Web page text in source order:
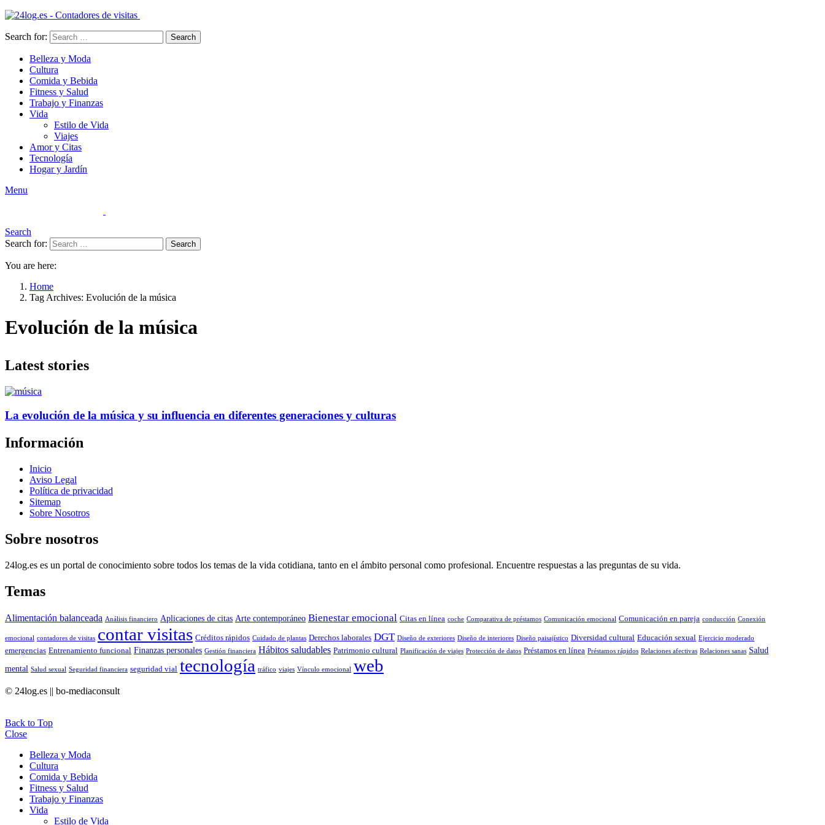
Search for: Search
Belleza y Moda
Cultura
Comida y Bebida
Fitness y Salud
Trabajo y Finanzas
Vida
Estilo de Vida
Viajes
Amor y Citas
Tecnología
Hogar y Jardín
Menu
Search
Search for:
Search
You are here:
Home
Tag Archives: Evolución de la música
Evolución de la música
Latest stories
La evolución de la música y su influencia en diferentes generaciones y culturas
Información
Inicio
Aviso Legal
Política de privacidad
Sitemap
Sobre Nosotros
Sobre nosotros
24log.es es un portal de conocimiento sobre todos los temas de la vida cotidiana, tanto en el ámbito personal como profesional. Encuentre respuestas a las preguntas de su vida.
Temas
Alimentación balanceada Análisis financiero Aplicaciones de citas Arte contemporáneo Bienestar emocional Citas en línea coche Comparativa de préstamos Comunicación emocional Comunicación en pareja conducción Conexión
emocional contadores de visitas contar visitas Créditos rápidos Cuidado de plantas Derechos laborales DGT Diseño de exteriores Diseño de interiores Diseño paisajístico Diversidad cultural Educación sexual Ejercicio moderado
emergencias Entrenamiento funcional Finanzas personales Gestión financiera Hábitos saludables Patrimonio cultural Planificación de viajes Protección de datos Préstamos en línea Préstamos rápidos Relaciones afectivas Relaciones sanas Salud
mental Salud sexual Seguridad financiera seguridad vial tecnología tráfico viajes Vínculo emocional web
© 24log.es || bo-mediaconsult
Back to Top
Close
Belleza y Moda
Cultura
Comida y Bebida
Fitness y Salud
Trabajo y Finanzas
Vida
Estilo de Vida